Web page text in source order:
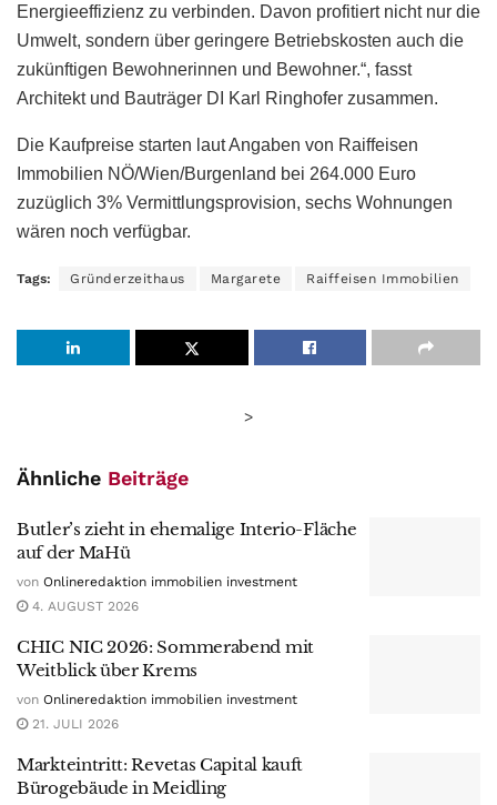
Energieeffizienz zu verbinden. Davon profitiert nicht nur die
Umwelt, sondern über geringere Betriebskosten auch die
zukünftigen Bewohnerinnen und Bewohner.“, fasst
Architekt und Bauträger DI Karl Ringhofer zusammen.
Die Kaufpreise starten laut Angaben von Raiffeisen
Immobilien NÖ/Wien/Burgenland bei 264.000 Euro
zuzüglich 3% Vermittlungsprovision, sechs Wohnungen
wären noch verfügbar.
Tags: Gründerzeithaus Margarete Raiffeisen Immobilien
>
Ähnliche Beiträge
Butler’s zieht in ehemalige Interio-Fläche
auf der MaHü
von Onlineredaktion immobilien investment
4. AUGUST 2026
CHIC NIC 2026: Sommerabend mit
Weitblick über Krems
von Onlineredaktion immobilien investment
21. JULI 2026
Markteintritt: Revetas Capital kauft
Bürogebäude in Meidling